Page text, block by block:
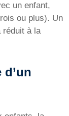
un enfant,
ou plus). Un
réduit à la